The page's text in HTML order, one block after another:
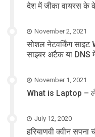
देश में जीका वायरस के
November 2, 2021
सोशल नेटवर्किंग
साइबर अटैक या DNS
November 1, 2021
What is Laptop –
July 12, 2020
हरियाणवी क्वीन सपना